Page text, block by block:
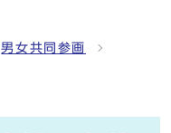
男女共同参画